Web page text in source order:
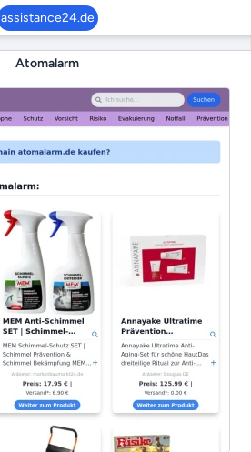
assistance24.de
Atomalarm